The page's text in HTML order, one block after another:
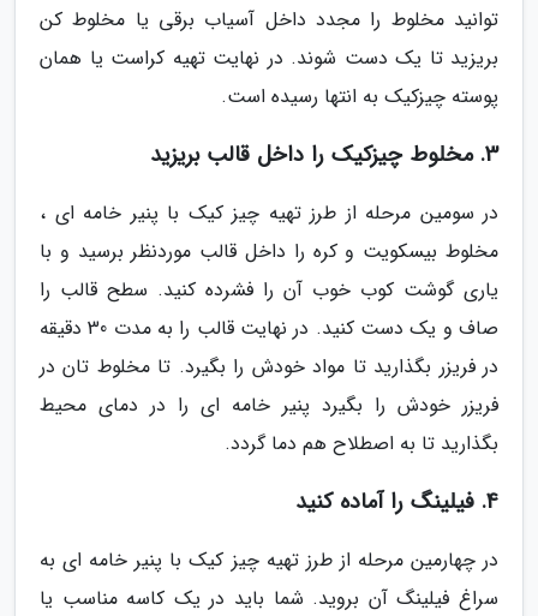
توانید مخلوط را مجدد داخل آسیاب برقی یا مخلوط کن
بریزید تا یک دست شوند. در نهایت تهیه کراست یا همان
پوسته چیزکیک به انتها رسیده است.
3. مخلوط چیزکیک را داخل قالب بریزید
در سومین مرحله از طرز تهیه چیز کیک با پنیر خامه ای ،
مخلوط بیسکویت و کره را داخل قالب موردنظر برسید و با
یاری گوشت کوب خوب آن را فشرده کنید. سطح قالب را
صاف و یک دست کنید. در نهایت قالب را به مدت 30 دقیقه
در فریزر بگذارید تا مواد خودش را بگیرد. تا مخلوط تان در
فریزر خودش را بگیرد پنیر خامه ای را در دمای محیط
بگذارید تا به اصطلاح هم دما گردد.
4. فیلینگ را آماده کنید
در چهارمین مرحله از طرز تهیه چیز کیک با پنیر خامه ای به
سراغ فیلینگ آن بروید. شما باید در یک کاسه مناسب یا